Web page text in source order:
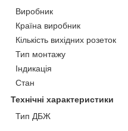
Виробник
Країна виробник
Кількість вихідних розеток
Тип монтажу
Індикація
Стан
Технічні характеристики
Тип ДБЖ